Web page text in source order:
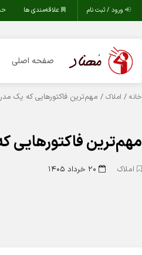
ورود / ثبت نام علاقه‌مندی ها
صفحه اصلی
خانه / املاک / مهم‌ترین فاکتورهایی که یک
مهم‌ترین فاکتورهایی
املاک